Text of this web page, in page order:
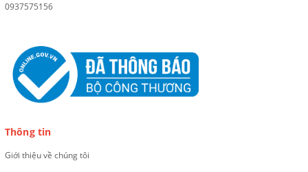
0937575156
Thông tin
Giới thiệu về chúng tôi